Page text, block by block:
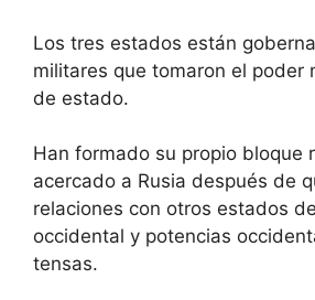
Los tres estados están
militares que tomaron el poder
de estado.
Han formado su propio bloque
acercado a Rusia después de
relaciones con otros estados
occidental y potencias
tensas.